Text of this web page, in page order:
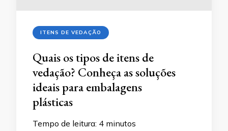
ITENS DE VEDAÇÃO
Quais os tipos de itens de
vedação? Conheça as soluções
ideais para embalagens
plásticas
Tempo de leitura: 4 minutos